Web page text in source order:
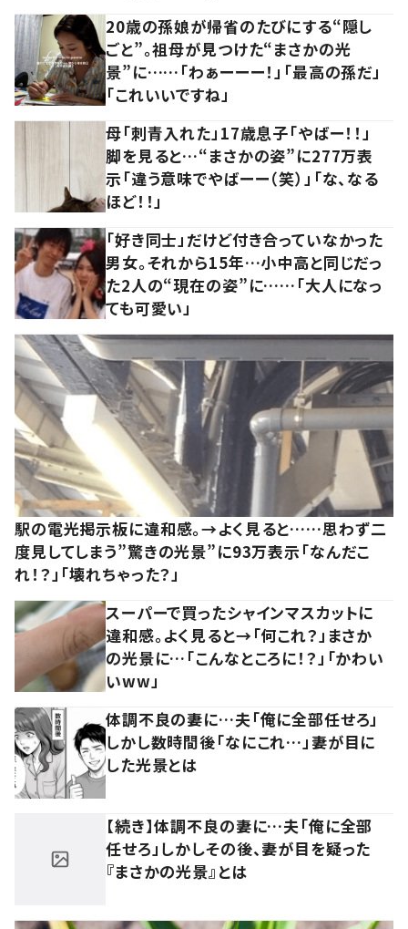
20歳の孫娘が帰省のたびにする“隠し
ごと”。祖母が見つけた“まさかの光
景”に……「わぁーーー！」「最高の孫だ」
「これいいですね」
母「刺青入れた」17歳息子「やばー！！」
脚を見ると…“まさかの姿”に277万表
示「違う意味でやばーー（笑）」「な、なる
ほど！！」
「好き同士」だけど付き合っていなかった
男女。それから15年…小中高と同じだっ
た2人の“現在の姿”に……「大人になっ
ても可愛い」
駅の電光掲示板に違和感。→よく見ると……思わず二
度見してしまう”驚きの光景”に93万表示「なんだこ
れ！？」「壊れちゃった？」
スーパーで買ったシャインマスカットに
違和感。よく見ると→「何これ？」まさか
の光景に…「こんなところに！？」「かわい
いww」
体調不良の妻に…夫「俺に全部任せろ」
しかし数時間後「なにこれ…」妻が目に
した光景とは
【続き】体調不良の妻に…夫「俺に全部
任せろ」しかしその後、妻が目を疑った
『まさかの光景』とは